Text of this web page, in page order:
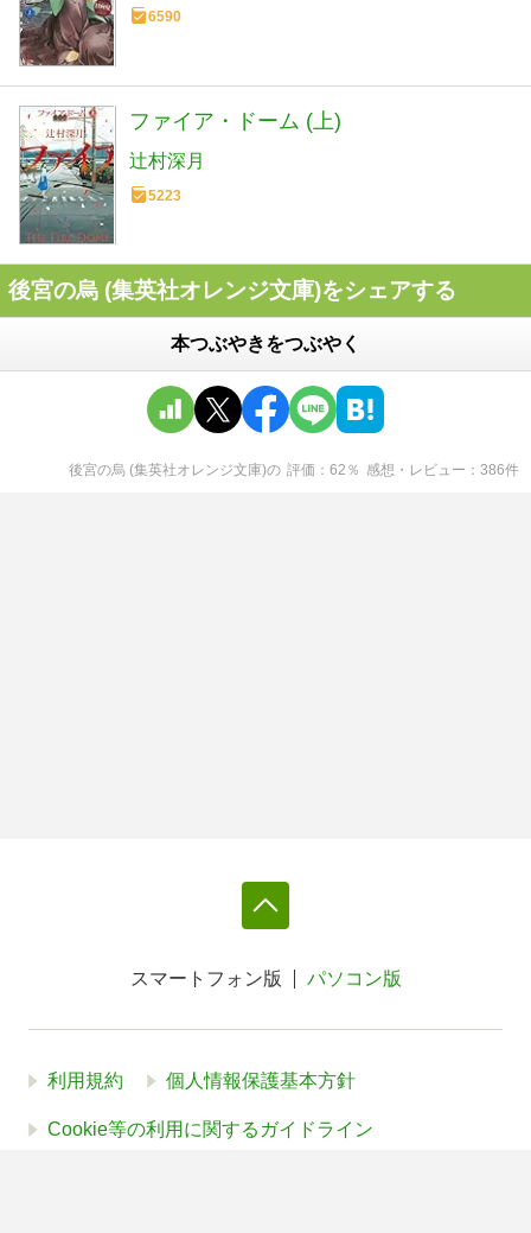
6590
ファイア・ドーム (上)
辻村深月
5223
後宮の烏 (集英社オレンジ文庫)をシェアする
本つぶやきをつぶやく
後宮の烏 (集英社オレンジ文庫)の 評価 62 ％ 感想・レビュー 386件
スマートフォン版 パソコン版
利用規約 個人情報保護基本方針
Cookie等の利用に関するガイドライン